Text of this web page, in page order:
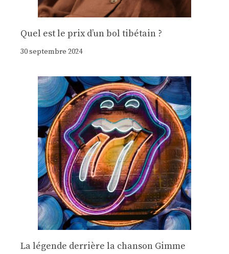
Quel est le prix d’un bol tibétain ?
30 septembre 2024
La légende derrière la chanson Gimme